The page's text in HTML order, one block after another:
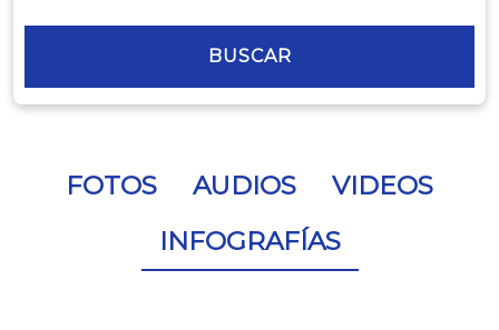
FOTOS AUDIOS
VIDEOS
INFOGRAFÍAS